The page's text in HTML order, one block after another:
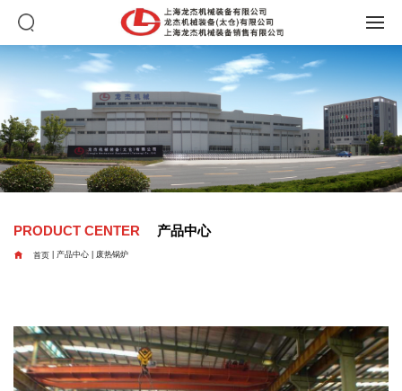
PRODUCT CENTER 产品中心
 首页| 产品中心| 废热锅炉